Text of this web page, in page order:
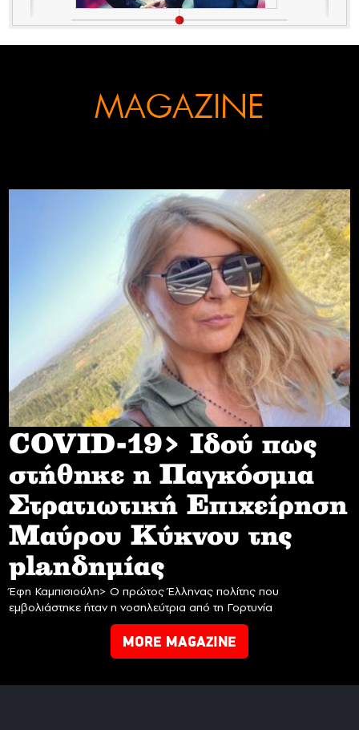
MAGAZINE
COVID-19> Iδού πως
στήθηκε η Παγκόσμια
Στρατιωτική Επιχείρηση
Mαύρου Κύκνου της
planδημίας
Έφη Καμπισιούλη> Ο πρώτος Έλληνας πολίτης που
εμβολιάστηκε ήταν η νοσηλεύτρια από τη Γορτυνία
MORE MAGAZINE